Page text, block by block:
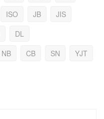
ISO JB
JIS
DL
NB CB SN
YJT